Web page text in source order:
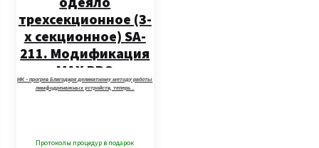
трехсекционное (3-
х секционное) SA-
211. Модификация
MAX PRO
ИК - прогрев Благодаря деликатному методу работы
лимфодренажных устройств, теперь…
Протоколы процедур в подарок